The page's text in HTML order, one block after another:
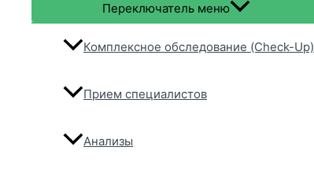
Переключатель меню
Комплексное обследование (Check-Up)
Прием специалистов
Анализы